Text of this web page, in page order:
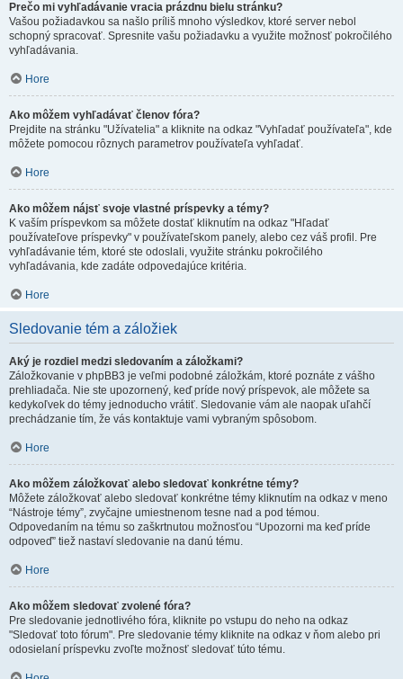
Prečo mi vyhľadávanie vracia prázdnu bielu stránku?
Vašou požiadavkou sa našlo príliš mnoho výsledkov, ktoré server nebol
schopný spracovať. Spresnite vašu požiadavku a využite možnosť pokročilého
vyhľadávania.
Hore
Ako môžem vyhľadávať členov fóra?
Prejdite na stránku "Užívatelia" a kliknite na odkaz "Vyhľadať používateľa", kde
môžete pomocou rôznych parametrov používateľa vyhľadať.
Hore
Ako môžem nájsť svoje vlastné príspevky a témy?
K vaším príspevkom sa môžete dostať kliknutím na odkaz "Hľadať
používateľove príspevky" v používateľskom panely, alebo cez váš profil. Pre
vyhľadávanie tém, ktoré ste odoslali, využite stránku pokročilého
vyhľadávania, kde zadáte odpovedajúce kritéria.
Hore
Sledovanie tém a záložiek
Aký je rozdiel medzi sledovaním a záložkami?
Záložkovanie v phpBB3 je veľmi podobné záložkám, ktoré poznáte z vášho
prehliadača. Nie ste upozornený, keď príde nový príspevok, ale môžete sa
kedykoľvek do témy jednoducho vrátiť. Sledovanie vám ale naopak uľahčí
prechádzanie tím, že vás kontaktuje vami vybraným spôsobom.
Hore
Ako môžem záložkovať alebo sledovať konkrétne témy?
Môžete záložkovať alebo sledovať konkrétne témy kliknutím na odkaz v meno
“Nástroje témy”, zvyčajne umiestnenom tesne nad a pod témou.
Odpovedaním na tému so zaškrtnutou možnosťou “Upozorni ma keď príde
odpoveď” tiež nastaví sledovanie na danú tému.
Hore
Ako môžem sledovať zvolené fóra?
Pre sledovanie jednotlivého fóra, kliknite po vstupu do neho na odkaz
"Sledovať toto fórum". Pre sledovanie témy kliknite na odkaz v ňom alebo pri
odosielaní príspevku zvoľte možnosť sledovať túto tému.